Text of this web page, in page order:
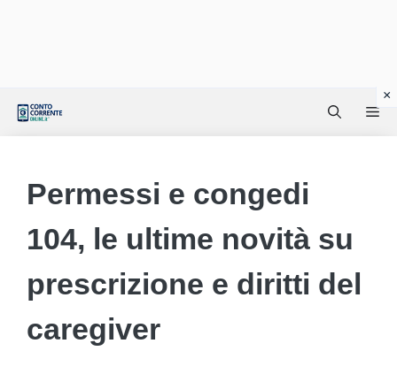
Permessi e congedi
104, le ultime novità su
prescrizione e diritti del
caregiver